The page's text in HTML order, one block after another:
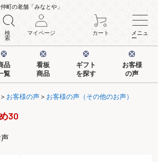
町の老舗「みなとや」
検
索
マイページ カート メニュ
ー
品
覧
看板
商品
ギフト
を探す
お客様
の声
お客様の声> お客様の声（その他のお声）
30